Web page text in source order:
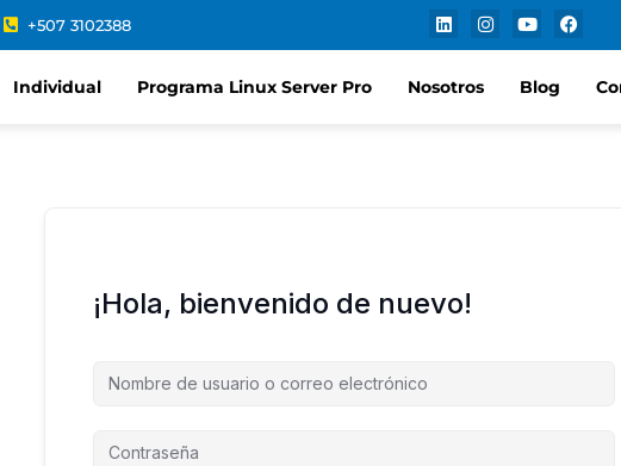
+507 3102388
Individual Programa Linux Server Pro Nosotros Blog
¡Hola, bienvenido de nuevo!